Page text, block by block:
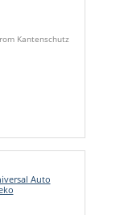
Kantenschutz